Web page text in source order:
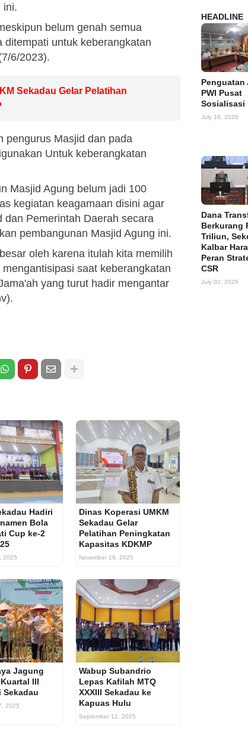
ini.
belum genah semua
ditempati untuk keberangkatan
6/2023).
Sekadau Gelar Pelatihan
pengurus Masjid dan pada
Untuk keberangkatan
Masjid Agung belum jadi 100
kegiatan keagamaan disini agar
dan Pemerintah Daerah secara
pembangunan Masjid Agung ini.
oleh karena itulah kita memilih
saat keberangkatan
yang turut hadir mengantar
Hadiri
Bola
Cup ke-2
2025
Dinas Koperasi UMKM
Sekadau Gelar
Pelatihan Peningkatan
Kapasitas KDKMP
November 19, 2025
Jagung
III
Sekadau
2025
Wabup Subandrio
Lepas Kafilah MTQ
XXXIII Sekadau ke
Kapuas Hulu
September 12, 2025
HEADLINE
Penguatan
PWI Pusat
Sosialisasi
July 16, 2026
Dana
Berkurang
Triliun,
Kalbar
Peran
CSR
July 02, 2026